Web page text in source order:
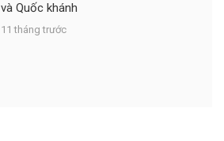
và Quốc khánh
11 tháng trước